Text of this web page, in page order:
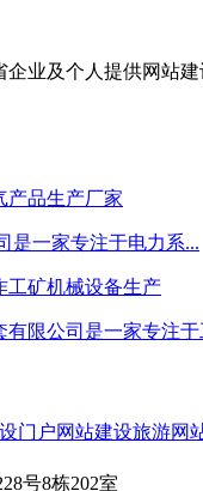
业及个人提供网站
产品生产厂家
是一家专注于电力系...
工矿机械设备生产
限公司是一家专注于
门户网站建设旅游网
号8栋202室